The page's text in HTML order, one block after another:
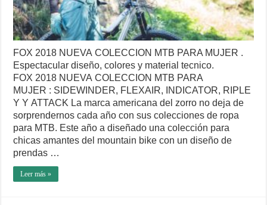
FOX 2018 NUEVA COLECCION MTB PARA MUJER .
Espectacular diseño, colores y material tecnico.
FOX 2018 NUEVA COLECCION MTB PARA
MUJER : SIDEWINDER, FLEXAIR, INDICATOR, RIPLE
Y Y ATTACK La marca americana del zorro no deja de
sorprendernos cada año con sus colecciones de ropa
para MTB. Este año a diseñado una colección para
chicas amantes del mountain bike con un diseño de
prendas …
Leer más »